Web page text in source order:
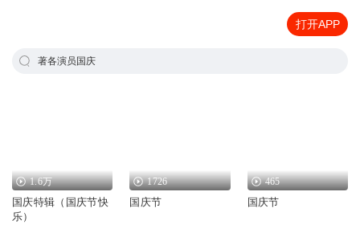
打开APP
著各演员国庆
1.6万
国庆特辑（国庆节快
乐）
1726
国庆节
465
国庆节